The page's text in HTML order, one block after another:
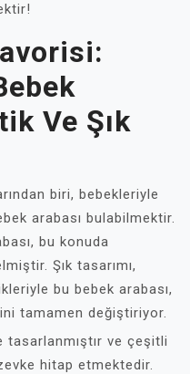
Ve Şık
biri, bebekleriyle
arabası bulabilmektir.
bu konuda
Şık tasarımı,
bu bebek arabası,
tamamen değiştiriyor.
ve çeşitli
hitap etmektedir.